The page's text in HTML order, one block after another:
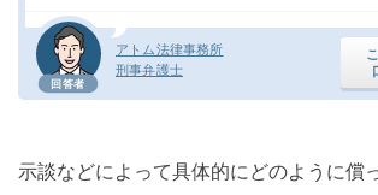
回答者
アトム法律事務所
刑事弁護士
示談などによって具体的にどのように償